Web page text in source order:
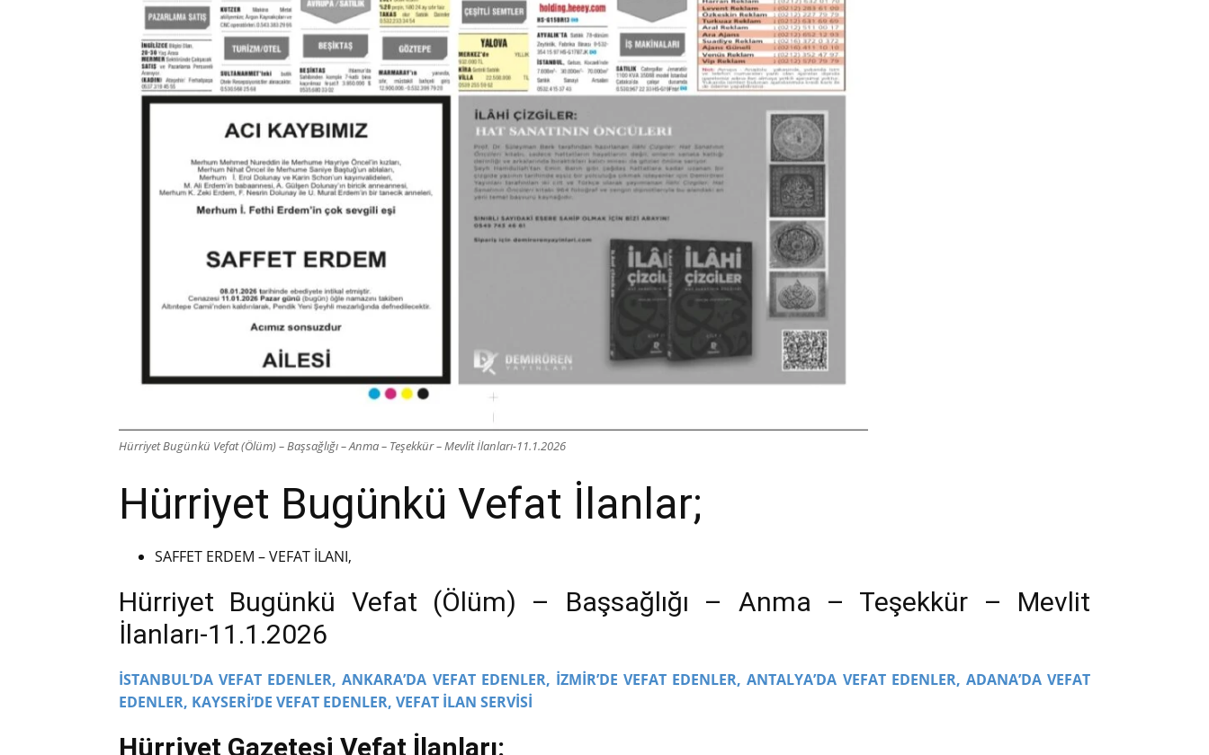
Hürriyet Bugünkü Vefat (Ölüm) – Başsağlığı – Anma – Teşekkür – Mevlit İlanları-11.1.2026
Hürriyet Bugünkü Vefat İlanlar;
SAFFET ERDEM – VEFAT İLANI,
Hürriyet Bugünkü Vefat (Ölüm) – Başsağlığı – Anma – Teşekkür – Mevlit
İlanları-11.1.2026
İSTANBUL’DA VEFAT EDENLER, ANKARA’DA VEFAT EDENLER, İZMİR’DE VEFAT EDENLER, ANTALYA’DA VEFAT EDENLER, ADANA’DA VEFAT
EDENLER, KAYSERİ’DE VEFAT EDENLER, VEFAT İLAN SERVİSİ
Hürriyet Gazetesi Vefat İlanları: